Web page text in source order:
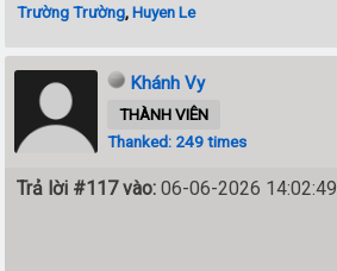
Trường Trường,Huyen Le
Khánh Vy
THÀNH VIÊN
Thanked: 249 times
Trả lời #117 vào: 06-06-2026 14:02:49